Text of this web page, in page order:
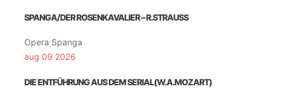
SPANGA/DER ROSENKAVALIER – R.STRAUSS
Opera Spanga
aug 09 2026
DIE ENTFÜHRUNG AUS DEM SERIAL(W.A.MOZART)